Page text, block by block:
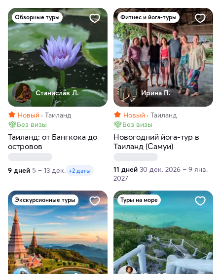
Обзорные туры
Станислав Л.
Новый
Таиланд
Без визы
Таиланд: от Бангкока до
островов
9 дней 5 – 13 дек. +2 даты
Фитнес и йога-туры
Ирина П.
Новый
Таиланд
Без визы
Новогодний йога-тур в
Таиланд (Самуи)
11 дней 30 дек. 2026 – 9 янв.
2027
Экскурсионные туры Туры на море